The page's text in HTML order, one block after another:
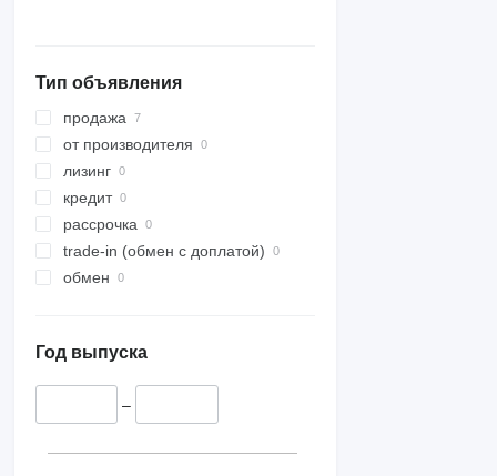
Тип объявления
продажа
от производителя
лизинг
кредит
рассрочка
trade-in (обмен с доплатой)
обмен
Год выпуска
–